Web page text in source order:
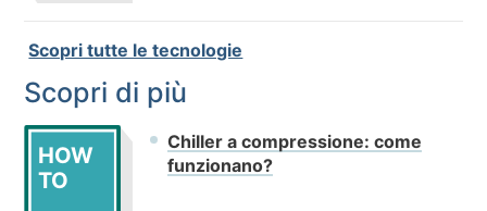
Scopri tutte le tecnologie
Scopri di più
HOW
TO
Chiller a compressione: come
funzionano?